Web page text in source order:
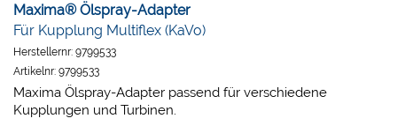
Maxima® Ölspray-Adapter
Für Kupplung Multiflex (KaVo)
Herstellernr: 9799533
Artikelnr: 9799533
Maxima Ölspray-Adapter passend für verschiedene
Kupplungen und Turbinen.